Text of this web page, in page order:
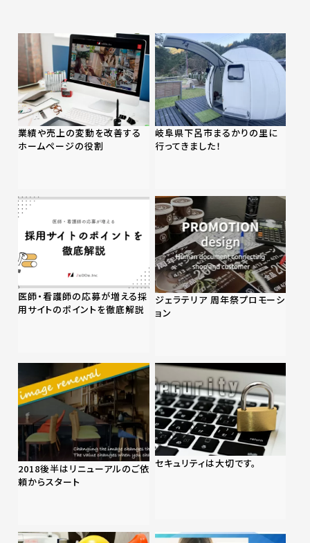
業績や売上の変動を改善する
ホームページの役割
岐阜県下呂市まるかりの里に
行ってきました！
医師・看護師の応募が増える採
用サイトのポイントを徹底解説
ジェラテリア 周年祭プロモーシ
ョン
2018後半はリニューアルのご依
頼からスタート
セキュリティは大切です。